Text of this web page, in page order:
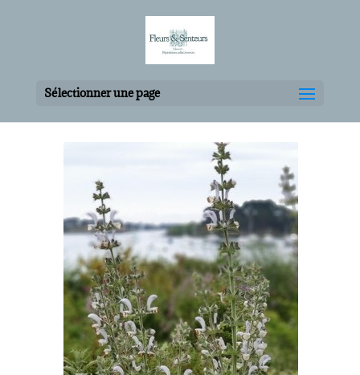
Sélectionner une page